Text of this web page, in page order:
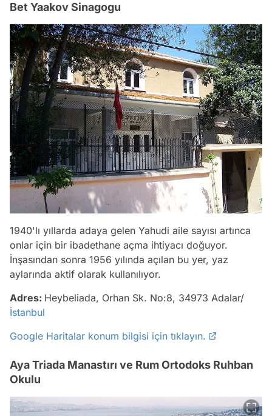
Bet Yaakov Sinagogu
1940'lı yıllarda adaya gelen Yahudi aile sayısı artınca
onlar için bir ibadethane açma ihtiyacı doğuyor.
İnşasından sonra 1956 yılında açılan bu yer, yaz
aylarında aktif olarak kullanılıyor.
Adres: Heybeliada, Orhan Sk. No:8, 34973 Adalar/
İstanbul
Google Haritalar konum bilgisi için tıklayın.
Aya Triada Manastırı ve Rum Ortodoks Ruhban
Okulu